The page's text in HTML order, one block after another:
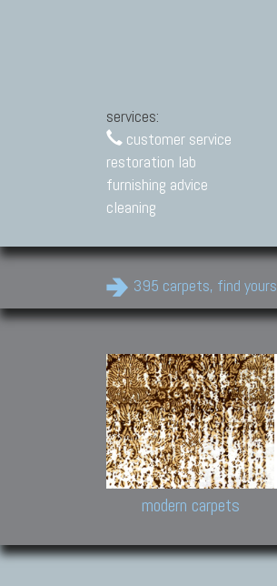
services:
customer service
restoration lab
furnishing advice
cleaning
395 carpets, find yours
modern carpets